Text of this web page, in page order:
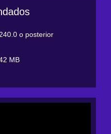
o posterior
MB